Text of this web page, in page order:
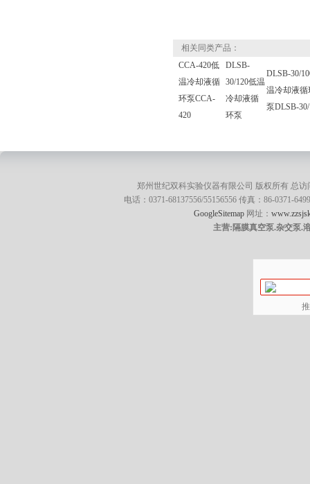
相关同类产品：
CCA-420低
温冷却液循
环泵CCA-
420
DLSB-
30/120低温
冷却液循
环泵
DLSB-30/
温冷却液循
泵DLSB-
郑州世纪双科实验仪器有限公司 版权所有 总访
电话：0371-68137556/55156556 传真：86-0371-
GoogleSitemap网址：
主营:隔膜真空泵.杂交泵.